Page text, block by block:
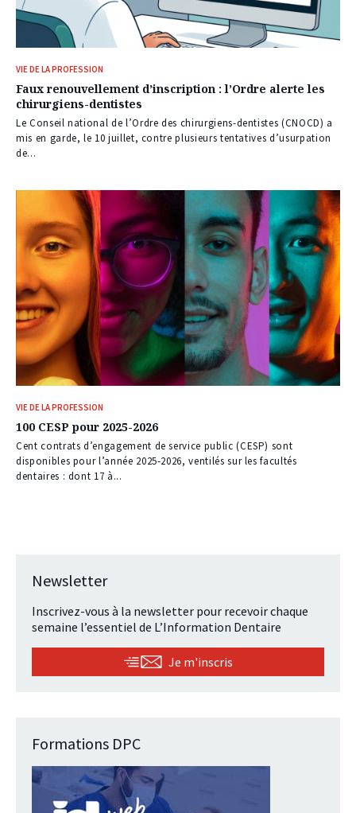
VIE DE LA PROFESSION
Faux renouvellement d’inscription : l’Ordre alerte les
chirurgiens-dentistes
Le Conseil national de l’Ordre des chirurgiens-dentistes (CNOCD) a
mis en garde, le 10 juillet, contre plusieurs tentatives d’usurpation
de...
VIE DE LA PROFESSION
100 CESP pour 2025-2026
Cent contrats d’engagement de service public (CESP) sont
disponibles pour l’année 2025-2026, ventilés sur les facultés
dentaires : dont 17 à...
Newsletter
Inscrivez-vous à la newsletter pour recevoir chaque
semaine l’essentiel de L’Information Dentaire
Je m'inscris
Formations DPC